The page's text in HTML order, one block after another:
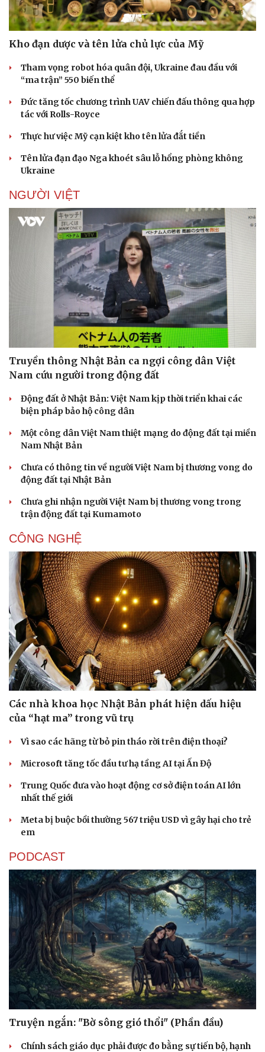
Doanh nhân
Vì cộng đồng
Trải nghiệm
Chuyển đổi số
Sức khỏe
Dinh dưỡng - món ngon
Sản phụ khoa
Nhi khoa
Làm đẹp - giảm cân
Phòng mạch online
Ăn sạch sống khỏe
Đời sống
Tình yêu - Gia đình
Kho đạn dược và tên lửa chủ lực của Mỹ
Tham vọng robot hóa quân đội, Ukraine đau đầu với
“ma trận” 550 biến thể
Đức tăng tốc chương trình UAV chiến đấu thông qua hợp
tác với Rolls-Royce
Thực hư việc Mỹ cạn kiệt kho tên lửa đắt tiền
Tên lửa đạn đạo Nga khoét sâu lỗ hổng phòng không
Ukraine
NGƯỜI VIỆT
Truyền thông Nhật Bản ca ngợi công dân Việt
Nam cứu người trong động đất
Động đất ở Nhật Bản: Việt Nam kịp thời triển khai các
biện pháp bảo hộ công dân
Một công dân Việt Nam thiệt mạng do động đất tại miền
Nam Nhật Bản
Chưa có thông tin về người Việt Nam bị thương vong do
động đất tại Nhật Bản
Chưa ghi nhận người Việt Nam bị thương vong trong
trận động đất tại Kumamoto
CÔNG NGHỆ
Các nhà khoa học Nhật Bản phát hiện dấu hiệu
của “hạt ma” trong vũ trụ
Vì sao các hãng từ bỏ pin tháo rời trên điện thoại?
Microsoft tăng tốc đầu tư hạ tầng AI tại Ấn Độ
Trung Quốc đưa vào hoạt động cơ sở điện toán AI lớn
nhất thế giới
Meta bị buộc bồi thường 567 triệu USD vì gây hại cho trẻ
em
PODCAST
Truyện ngắn: "Bờ sông gió thổi" (Phần đầu)
Chính sách giáo dục phải được đo bằng sự tiến bộ, hạnh